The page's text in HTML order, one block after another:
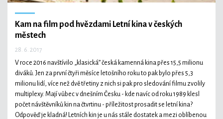
Kam na film pod hvězdami Letní kina v českých
městech
28. 6. 2017
V roce 2016 navštívilo „klasická” česká kamenná kina přes 15,5 milionu
diváků. Jen za první čtyři měsíce letošního roku to pak bylo přes 5,3
milionu lidí, více než dvě třetiny z nich si pak pro sledování filmu zvolily
multiplexy. Mají vůbec v dnešním Česku - kde navíc od roku 1989 klesl
počet návštěvníků kin na čtvrtinu - příležitost prosadit se letní kina?
Odpověď je kladná! Letních kin je u nás stále dostatek a mezi oblíbenou